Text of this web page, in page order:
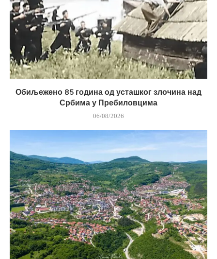
Обиљежено 85 година од усташког злочина над
Србима у Пребиловцима
06/08/2026